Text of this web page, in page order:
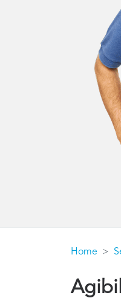
Home